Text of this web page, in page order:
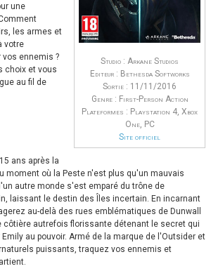
Studio : Arkane Studios
Editeur : Bethesda Softworks
Sortie : 11/11/2016
Genre : First-Person Action
Plateformes : Playstation 4, Xbox
One, PC
Site officiel
une
les armes et
votre
vos ennemis ?
choix et vous
au fil de
ans après la
moment où la Peste n'est plus qu'un mauvais
autre monde s'est emparé du trône de
laissant le destin des Îles incertain. En incarnant
au-delà des rues emblématiques de Dunwall
côtière autrefois florissante détenant le secret qui
au pouvoir. Armé de la marque de l'Outsider et
puissants, traquez vos ennemis et